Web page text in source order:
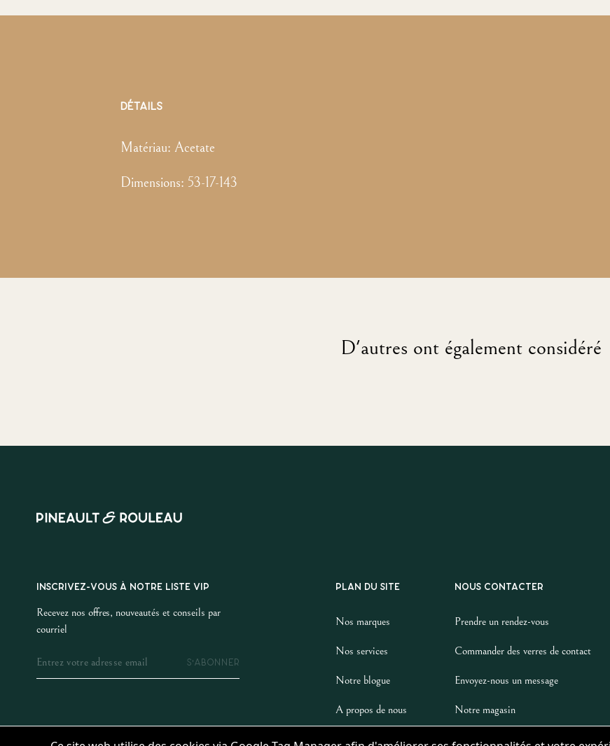
DÉTAILS
Matériau: Acetate
Dimensions: 53-17-143
D'autres ont également considéré
INSCRIVEZ-VOUS À NOTRE LISTE VIP
Recevez nos offres, nouveautés et conseils par
courriel
S'ABONNER
PLAN DU SITE
Nos marques
Nos services
Notre blogue
A propos de nous
NOUS CONTACTER
Prendre un rendez-vous
Commander des verres de contact
Envoyez-nous un message
Notre magasin